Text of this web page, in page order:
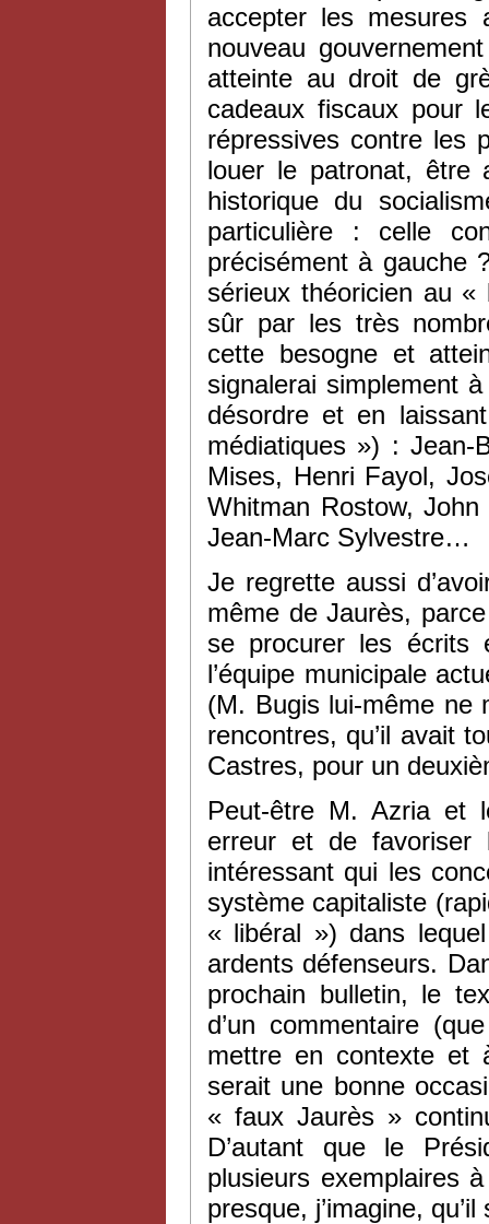
accepter les mesures
nouveau
atteinte au droit de
cadeaux fiscaux pour
répressives contre les
louer le patronat, être
historique du
particulière : celle
précisément à gauche
sérieux théoricien au
sûr par les très
cette besogne et
signalerai simplement
désordre et en
médiatiques ») : Jean-
Mises, Henri Fayol,
Whitman Rostow,
Jean-Marc Sylvestre…
Je regrette aussi
même de Jaurès,
se procurer les écrits
l’équipe municipale
(M. Bugis lui-même ne
rencontres, qu’il avait
Castres, pour un
Peut-être M. Azria et
erreur et de favoriser
intéressant qui les
système capitaliste
« libéral ») dans
ardents défenseurs.
prochain bulletin, le
d’un commentaire
mettre en contexte et
serait une bonne
« faux Jaurès »
D’autant que le
plusieurs exemplaires
presque, j’imagine,